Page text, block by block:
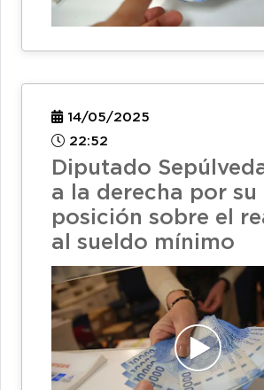
14/05/2025
22:52
Diputado
a la derecha por su
posición sobre el
al sueldo mínimo